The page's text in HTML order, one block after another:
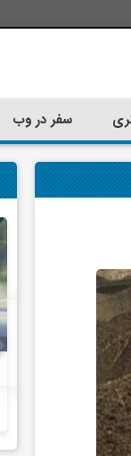
سفر در وب
کیش چه